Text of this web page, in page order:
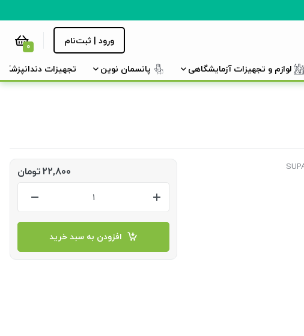
ورود | ثبت‌نام 0
لوازم و تجهیزات آزمایشگاهی پانسمان نوین تجهیزات دندانپزشکی
22,800تومان
افزودن به سبد خرید